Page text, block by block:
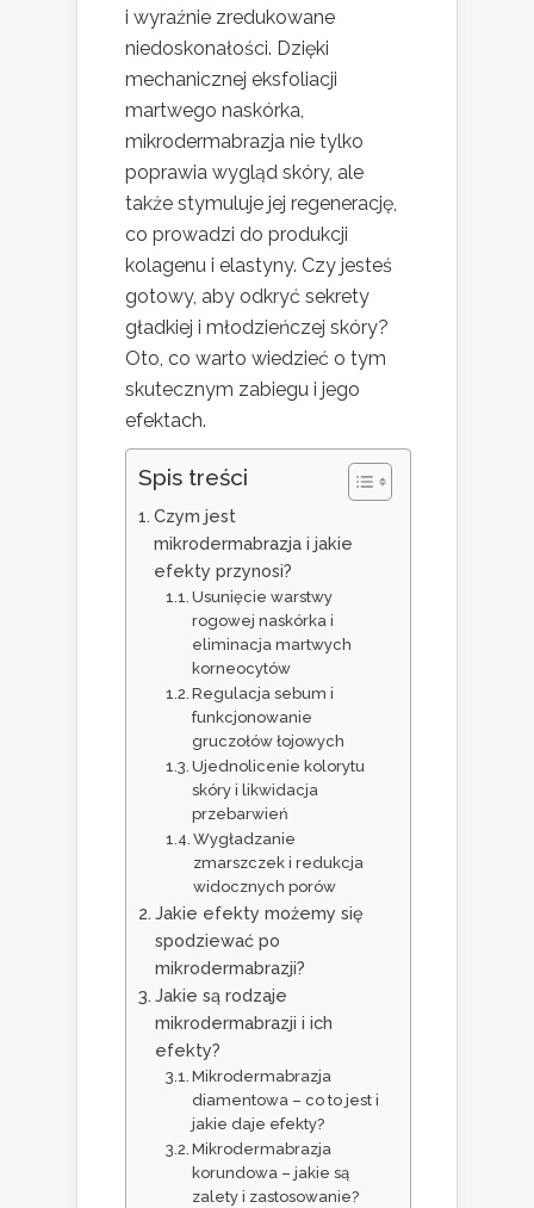
i wyraźnie zredukowane
niedoskonałości. Dzięki
mechanicznej eksfoliacji
martwego naskórka,
mikrodermabrazja nie tylko
poprawia wygląd skóry, ale
także stymuluje jej regenerację,
co prowadzi do produkcji
kolagenu i elastyny. Czy jesteś
gotowy, aby odkryć sekrety
gładkiej i młodzieńczej skóry?
Oto, co warto wiedzieć o tym
skutecznym zabiegu i jego
efektach.
Spis treści
Czym jest
mikrodermabrazja i jakie
efekty przynosi?
Usunięcie warstwy
rogowej naskórka i
eliminacja martwych
korneocytów
Regulacja sebum i
funkcjonowanie
gruczołów łojowych
Ujednolicenie kolorytu
skóry i likwidacja
przebarwień
Wygładzanie
zmarszczek i redukcja
widocznych porów
Jakie efekty możemy się
spodziewać po
mikrodermabrazji?
Jakie są rodzaje
mikrodermabrazji i ich
efekty?
Mikrodermabrazja
diamentowa – co to jest i
jakie daje efekty?
Mikrodermabrazja
korundowa – jakie są
zalety i zastosowanie?